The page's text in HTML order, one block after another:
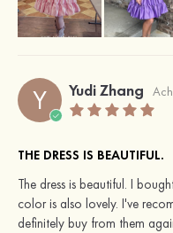
Y Yudi Zhang
THE DRESS IS BEAUTIFUL.
The dress is beautiful. I
color is also lovely. I've
definitely buy from them